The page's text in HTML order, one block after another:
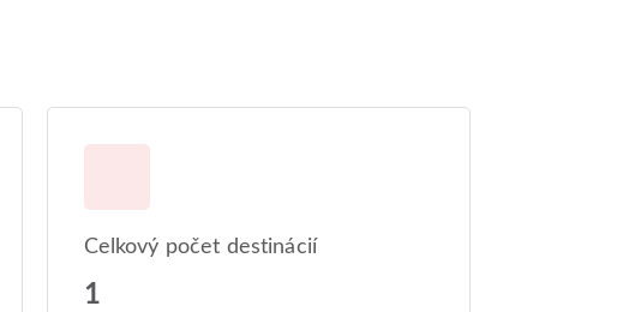
Celkový počet destinácií
1